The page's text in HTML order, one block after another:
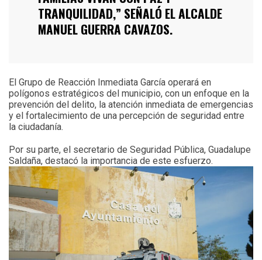
TRANQUILIDAD,” SEÑALÓ EL ALCALDE
MANUEL GUERRA CAVAZOS.
El Grupo de Reacción Inmediata García operará en
polígonos estratégicos del municipio, con un enfoque en la
prevención del delito, la atención inmediata de emergencias
y el fortalecimiento de una percepción de seguridad entre
la ciudadanía.
Por su parte, el secretario de Seguridad Pública, Guadalupe
Saldaña, destacó la importancia de este esfuerzo.